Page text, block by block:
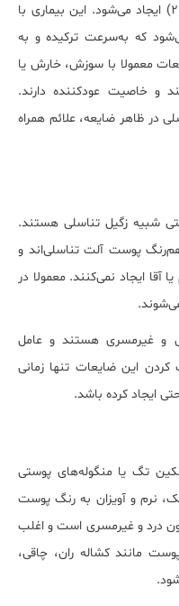
HSV-2 (ویروس هرپس سیمپلکس نوع ۲) ایجاد می‌شود. این بیماری با
که به‌سرعت ترکیده و به
معمولا با سوزش، خارش یا
خاصیت عودکننده دارند.
در ظاهر ضایعه، علائم همراه
شبیه زگیل تناسلی هستند.
پوست آلت تناسلی‌اند و
ایجاد نمی‌کنند. معمولا در
و غیرمسری هستند و عامل
کردن این ضایعات تنها زمانی
ایجاد کرده باشد.
تگ یا منگوله‌های پوستی
نرم و آویزان به رنگ پوست
درد و غیرمسری است و اغلب
مانند کشاله ران، چاقی،